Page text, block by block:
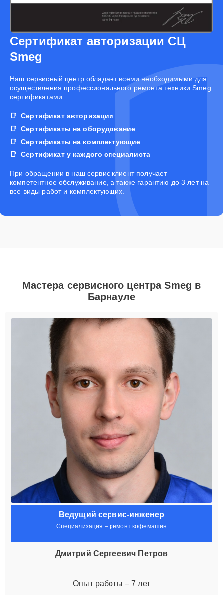
Сертификат авторизации СЦ
Smeg
Наш сервисный центр обладает всеми необходимыми для
осуществления профессионального ремонта техники Smeg
сертификатами:
Сертификат авторизации
Сертификаты на оборудование
Сертификаты на комплектующие
Сертификат у каждого специалиста
При обращении в наш сервис клиент получает
компетентное обслуживание, а также гарантию до 3 лет на
все виды работ и комплектующих.
Мастера сервисного центра Smeg в
Барнауле
Ведущий сервис-инженер
Специализация – ремонт кофемашин
Дмитрий Сергеевич Петров
Опыт работы – 7 лет